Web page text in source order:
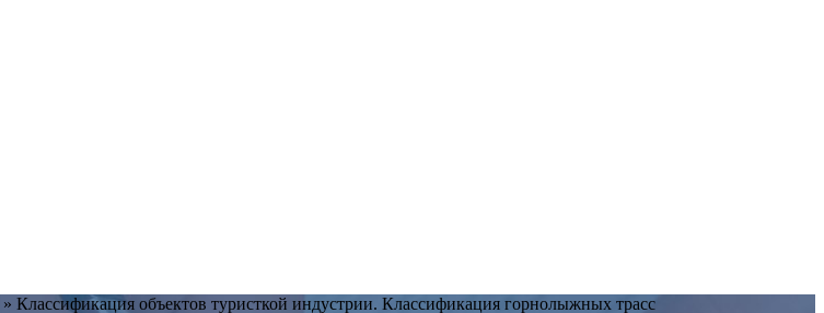
» Классификация объектов туристкой индустрии. Классификация горнолыжных трасс